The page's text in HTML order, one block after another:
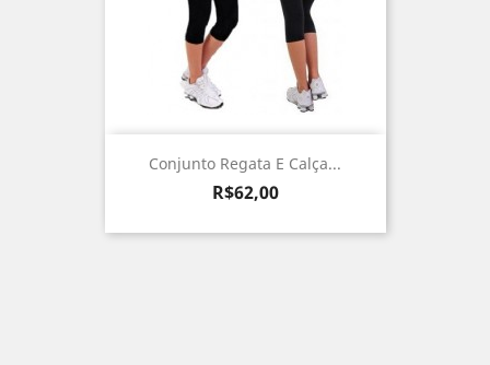
Conjunto Regata E Calça...
Preço
R$62,00